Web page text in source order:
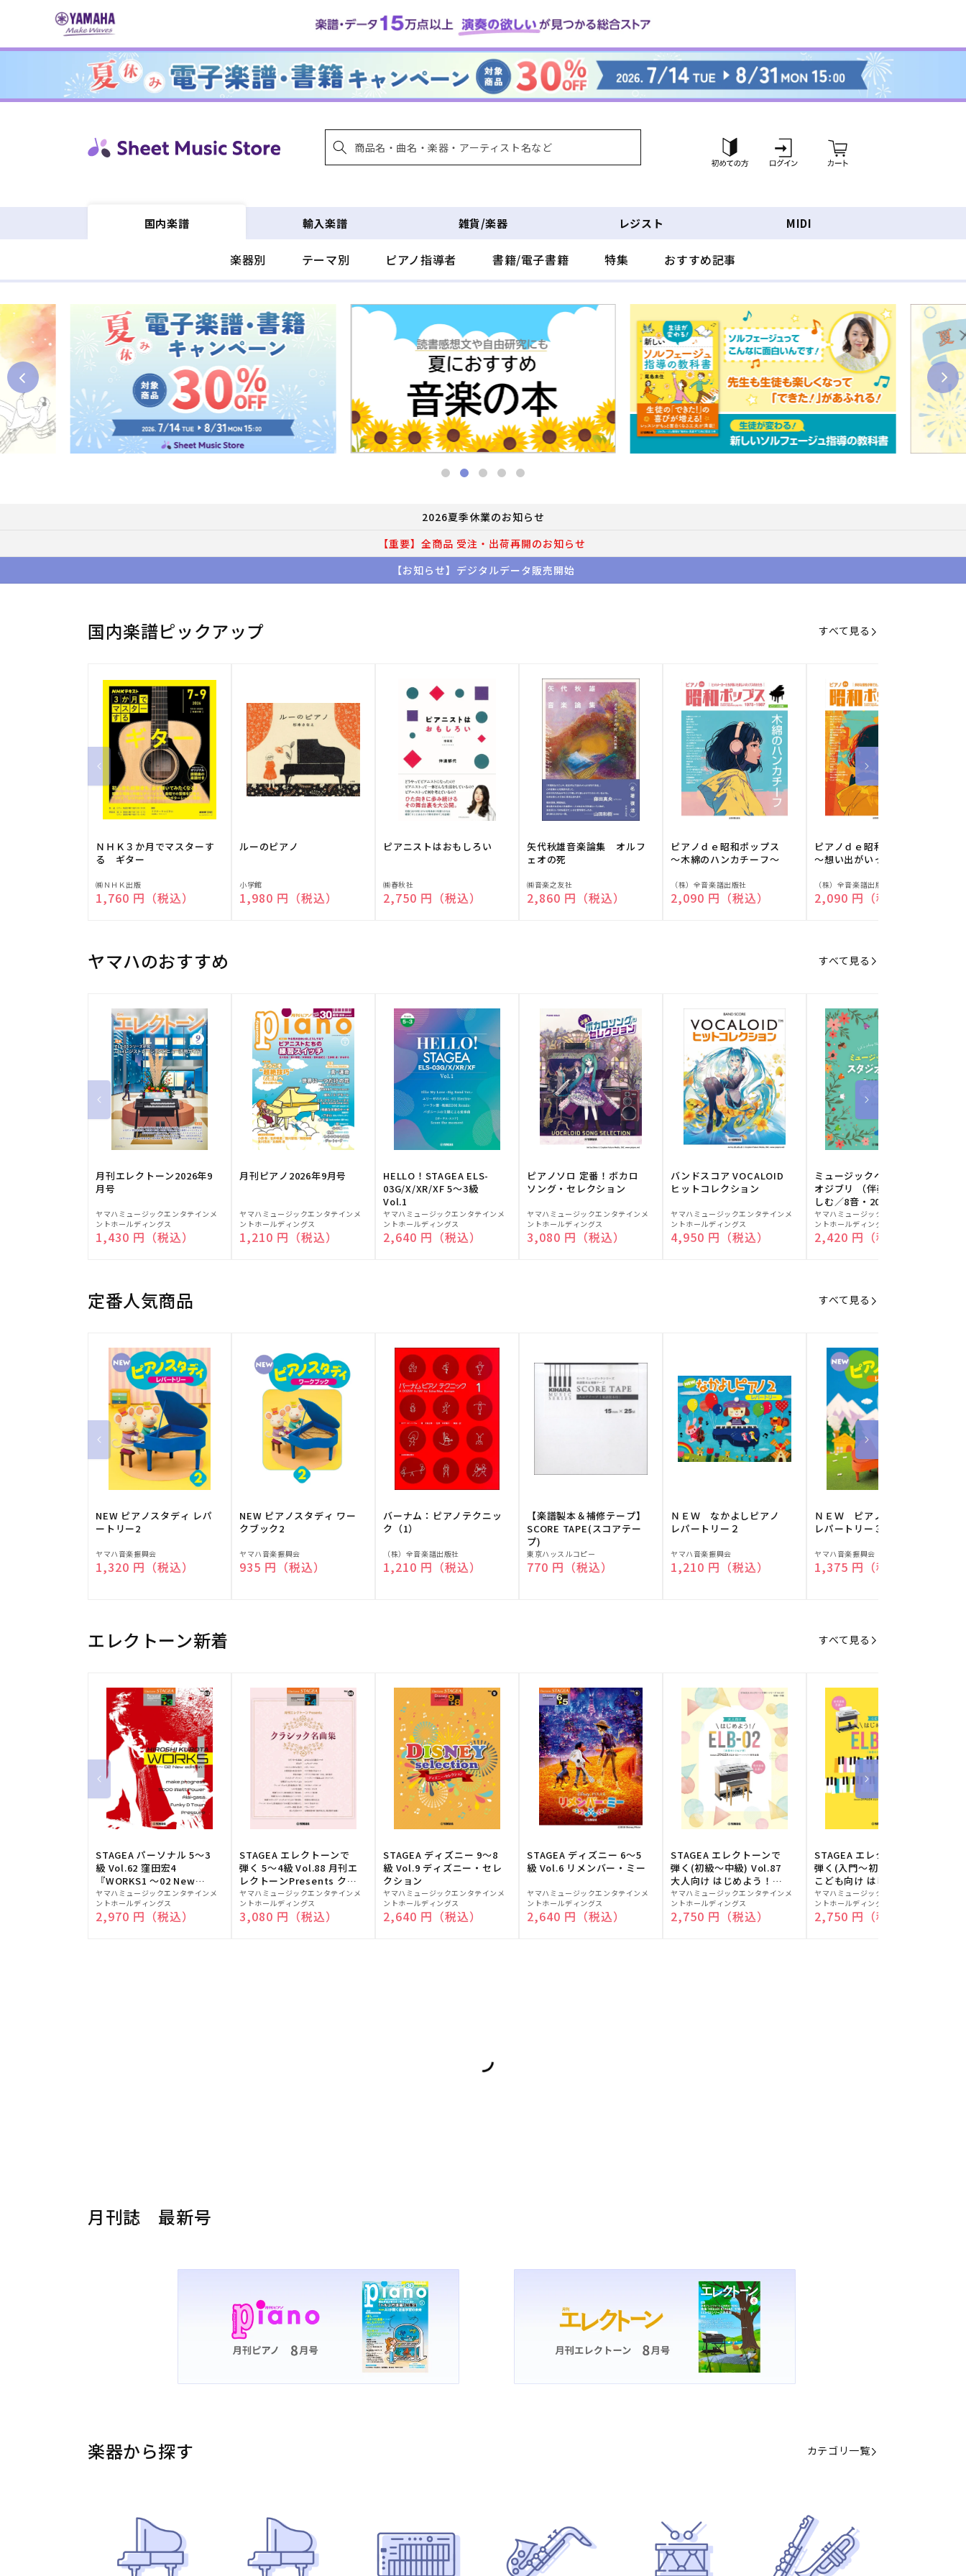
ンツに
グ
イ
ー
ト
国内楽譜
楽器別 テーマ別 ピアノ指導者 書籍/電子書籍 特集 おすすめ記事
輸入楽譜 雑貨/楽器 レジスト MIDI
2026夏季休業のお知らせ
【重要】全商品 受注・出荷再開のお知らせ
【お知らせ】デジタルデータ販売開始
国内楽譜ピックアップ すべて見る
ＮＨＫ３か月でマスターす
る ギター
販
売
㈱ＮＨＫ出版
通常価格
1,760 円（税込）
ルーのピアノ
販
売
小学館
通常価格
1,980 円（税込）
ピアニストはおもしろい
販
売
㈱春秋社
通常価格
2,750 円（税込）
矢代秋雄音楽論集 オルフ
ェオの死
販
売
㈱音楽之友社
通常価格
2,860 円（税込）
ピアノｄｅ昭和ポップス
～木綿のハンカチーフ～
販
売
（株）全音楽譜出版社
通常価格
2,090 円（税込）
ピアノｄｅ昭和ポップス
～想い出がいっぱい～
販
売
（株）全音楽譜出版社
通常価格
2,090 円（税込）
ヤマハのおすすめ すべて見る
月刊エレクトーン2026年9
月号
販
売
元:
ヤマハミュージックエンタテインメ
ントホールディングス
通常価格
1,430 円（税込）
月刊ピアノ2026年9月号
販
売
元:
ヤマハミュージックエンタテインメ
ントホールディングス
通常価格
1,210 円（税込）
HELLO！STAGEA ELS-
03G/X/XR/XF 5～3級
Vol.1
販
売
元:
ヤマハミュージックエンタテインメ
ントホールディングス
通常価格
2,640 円（税込）
ピアノソロ 定番！ボカロ
ソング・セレクション
販
売
元:
ヤマハミュージックエンタテインメ
ントホールディングス
通常価格
3,080 円（税込）
バンドスコア VOCALOID
ヒットコレクション
販
売
元:
ヤマハミュージックエンタテインメ
ントホールディングス
通常価格
4,950 円（税込）
ミュージックベルでスタジ
オジブリ （伴奏音源と楽
しむ／8音・20音ベル対応
／ドレミふりがな付）
販
売
元:
ヤマハミュージックエンタテインメ
ントホールディングス
通常価格
2,420 円（税込）
定番人気商品 すべて見る
NEW ピアノスタディ レパ
ートリー2
販
売
ヤマハ音楽振興会
通常価格
1,320 円（税込）
NEW ピアノスタディ ワー
クブック2
販
売
ヤマハ音楽振興会
通常価格
935 円（税込）
バーナム：ピアノテクニッ
ク（1）
販
売
（株）全音楽譜出版社
通常価格
1,210 円（税込）
【楽譜製本＆補修テープ】
SCORE TAPE(スコアテー
プ)
販
売
東京ハッスルコピー
通常価格
770 円（税込）
ＮＥＷ なかよしピアノ
レパートリー２
販
売
ヤマハ音楽振興会
通常価格
1,210 円（税込）
ＮＥＷ ピアノスタディ
レパートリー３
販
売
ヤマハ音楽振興会
通常価格
1,375 円（税込）
エレクトーン新着 すべて見る
STAGEA パーソナル 5～3
級 Vol.62 窪田宏4
『WORKS1 ～02 New
edition～』
販
売
元:
ヤマハミュージックエンタテインメ
ントホールディングス
通常価格
2,970 円（税込）
STAGEA エレクトーンで
弾く 5～4級 Vol.88 月刊エ
レクトーンPresents クラ
シック名曲集
販
売
元:
ヤマハミュージックエンタテインメ
ントホールディングス
通常価格
3,080 円（税込）
STAGEA ディズニー 9～8
級 Vol.9 ディズニー・セレ
クション
販
売
元:
ヤマハミュージックエンタテインメ
ントホールディングス
通常価格
2,640 円（税込）
STAGEA ディズニー 6～5
級 Vol.6 リメンバー・ミー
販
売
元:
ヤマハミュージックエンタテインメ
ントホールディングス
通常価格
2,640 円（税込）
STAGEA エレクトーンで
弾く(初級～中級) Vol.87
大人向け はじめよう！
ELB-02(楽器のトリセツ
付)
販
売
元:
ヤマハミュージックエンタテインメ
ントホールディングス
通常価格
2,750 円（税込）
STAGEA エレクトーンで
弾く(入門～初級) Vol.86
こども向け はじめよう！
ELB-02(楽器のトリセツ
付)
販
売
元:
ヤマハミュージックエンタテインメ
ントホールディングス
通常価格
2,750 円（税込）
月刊誌 最新号
楽器から探す カテゴリ一覧